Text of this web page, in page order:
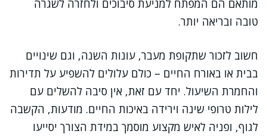
מותאם הם המפתח למניעת סיבוכים ולחזרה לשגרה
טובה ובריאה יותר.
חשוב לזכור שתקופת מעבר, עונות השנה, וגם שינויים
בבית או באורח החיים – כולם עלולים להשפיע על תדירות
והחמרת השיעול. יחד עם זאת, אין סיבה להשלים עם
לילות טרופי שינה וירידה באיכות החיים. מודעות, הקשבה
לגוף, ופניה לאיש מקצוע מוסמך במידת הצורך יסייעו